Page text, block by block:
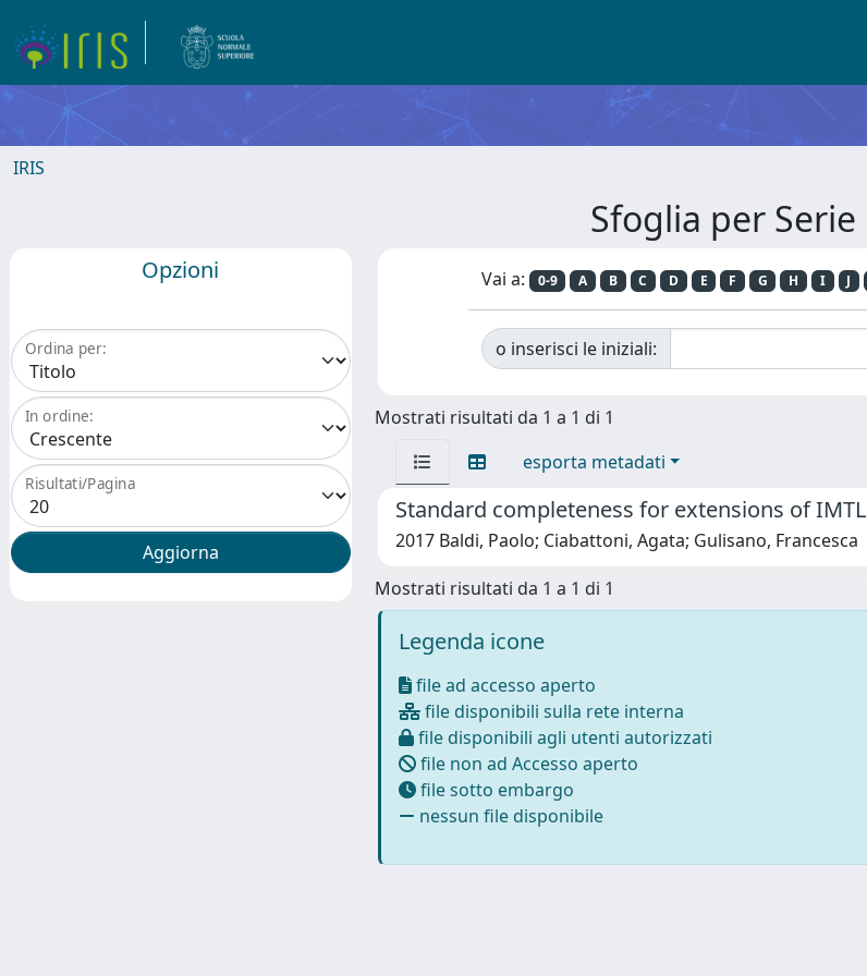
IRIS
Sfoglia per Serie
Opzioni
Ordina per:
In ordine:
Risultati/Pagina
Vai a: 0-9 A B C D E F G H I J
o inserisci le iniziali:
Mostrati risultati da 1 a 1 di 1
esporta metadati
Standard completeness for extensions of IMTL
2017 Baldi, Paolo; Ciabattoni, Agata; Gulisano, Francesca
Mostrati risultati da 1 a 1 di 1
Legenda icone
file ad accesso aperto
file disponibili sulla rete interna
file disponibili agli utenti autorizzati
file non ad Accesso aperto
file sotto embargo
nessun file disponibile